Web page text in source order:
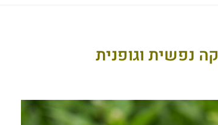
נפשית וגופנית